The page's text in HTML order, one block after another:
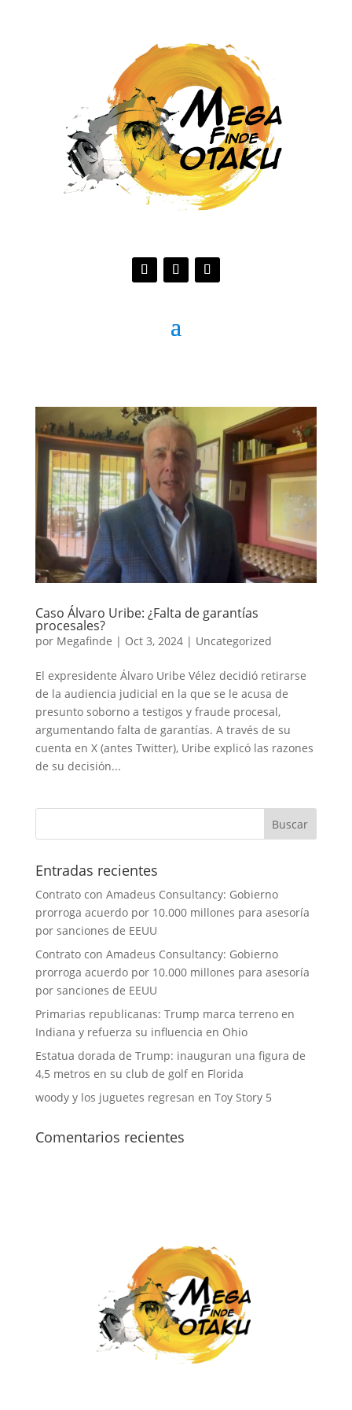
Caso Álvaro Uribe: ¿Falta de garantías
procesales?
por Megafinde | Oct 3, 2024| Uncategorized
El expresidente Álvaro Uribe Vélez decidió retirarse
de la audiencia judicial en la que se le acusa de
presunto soborno a testigos y fraude procesal,
argumentando falta de garantías. A través de su
cuenta en X (antes Twitter), Uribe explicó las razones
de su decisión...
Entradas recientes
Contrato con Amadeus Consultancy: Gobierno
prorroga acuerdo por 10.000 millones para asesoría
por sanciones de EEUU
Contrato con Amadeus Consultancy: Gobierno
prorroga acuerdo por 10.000 millones para asesoría
por sanciones de EEUU
Primarias republicanas: Trump marca terreno en
Indiana y refuerza su influencia en Ohio
Estatua dorada de Trump: inauguran una figura de
4,5 metros en su club de golf en Florida
woody y los juguetes regresan en Toy Story 5
Comentarios recientes